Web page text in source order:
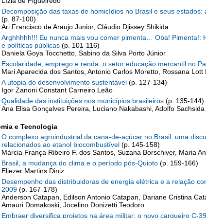
Decomposição das taxas de homicídios no Brasil e seus estados:
(p. 87-100)
Ari Francisco de Araujo Junior, Cláudio Djissey Shikida
Arghhhhh!!! Eu nunca mais vou comer pimenta… Oba! Pimenta!:
e políticas públicas (p. 101-116)
Daniela Goya Tocchetto, Sabino da Silva Porto Júnior
Escolaridade, emprego e renda: o setor educação mercantil no
Mari Aparecida dos Santos, Antonio Carlos Moretto, Rossana
A utopia do desenvolvimento sustentável (p. 127-134)
Igor Zanoni Constant Carneiro Leão
Qualidade das instituições nos municípios brasileiros (p. 135-144)
Ana Elisa Gonçalves Pereira, Luciano Nakabashi, Adolfo Sachsida
e Tecnologia
O complexo agroindustrial da cana-de-açúcar no Brasil: uma
relacionados ao etanol biocombustível (p. 145-158)
Márcia França Ribeiro F. dos Santos, Suzana Borschiver, Maria
Brasil, a mudança do clima e o período pós-Quioto (p. 159-166)
Eliezer Martins Diniz
Desempenho das distribuidoras de energia elétrica e a relação
2009 (p. 167-178)
Anderson Catapan, Edilson Antonio Catapan, Dariane Cristina
Amauri Domakoski, Jocelino Donizetti Teodoro
Embraer diversifica projetos na área militar: o novo cargueiro C-